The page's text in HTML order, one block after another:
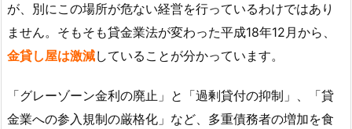
が、別にこの場所が危ない経営を行っているわけではあり
ません。そもそも貸金業法が変わった平成18年12月から、
金貸し屋は激減していることが分かっています。
「グレーゾーン金利の廃止」と「過剰貸付の抑制」、「貸
金業への参入規制の厳格化」など、多重債務者の増加を食